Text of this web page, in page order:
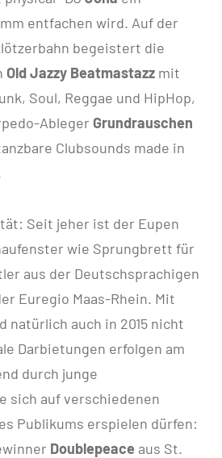
entfachen wird. Auf der
begeistert die
Old Jazzy Beatmastazz mit
Soul, Reggae und HipHop,
Ableger Grundrauschen
Clubsounds made in
Seit jeher ist der Eupen
wie Sprungbrett für
aus der Deutschsprachigen
Euregio Maas-Rhein. Mit
natürlich auch in 2015 nicht
Darbietungen erfolgen am
durch junge
sich auf verschiedenen
Publikums erspielen dürfen:
Doublepeace aus St.